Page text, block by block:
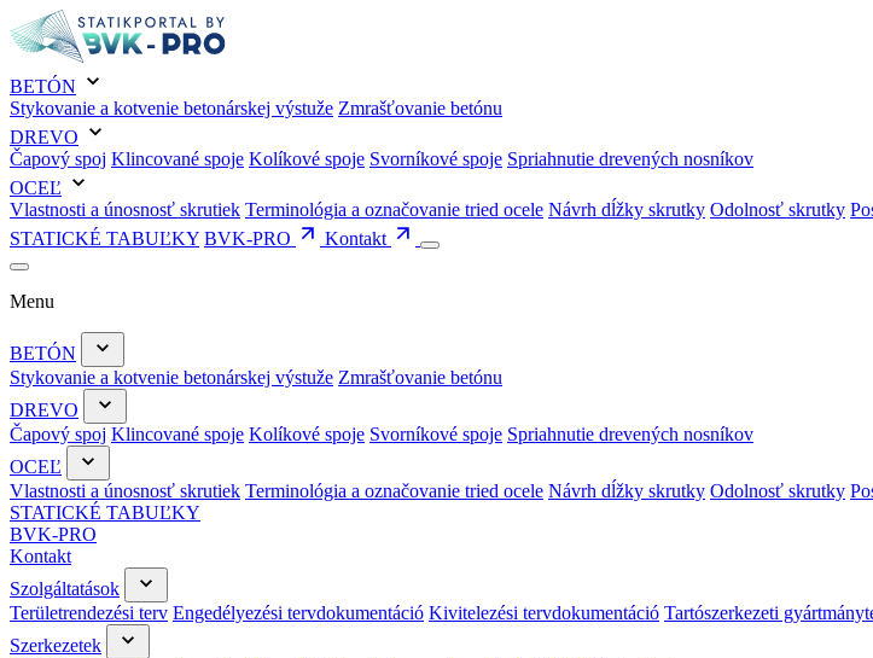
BETÓN
Stykovanie a kotvenie betonárskej výstuže Zmrašťovanie betónu
DREVO
Čapový spoj Klincované spoje Kolíkové spoje Svorníkové spoje Spriahnutie drevených nosníkov
OCEĽ
Vlastnosti a únosnosť skrutiek Terminológia a označovanie tried ocele Návrh dĺžky skrutky Odolnosť skrutky
STATICKÉ TABUĽKY BVK-PRO Kontakt
Menu
BETÓN
Stykovanie a kotvenie betonárskej výstuže Zmrašťovanie betónu
DREVO
Čapový spoj Klincované spoje Kolíkové spoje Svorníkové spoje Spriahnutie drevených nosníkov
OCEĽ
Vlastnosti a únosnosť skrutiek Terminológia a označovanie tried ocele Návrh dĺžky skrutky Odolnosť skrutky
STATICKÉ TABUĽKY
BVK-PRO
Kontakt
Szolgáltatások
Területrendezési terv Engedélyezési tervdokumentáció Kivitelezési tervdokumentáció Tartószerkezeti
Szerkezetek